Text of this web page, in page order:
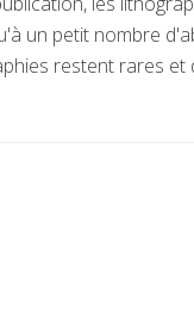
un petit nombre
restent rares